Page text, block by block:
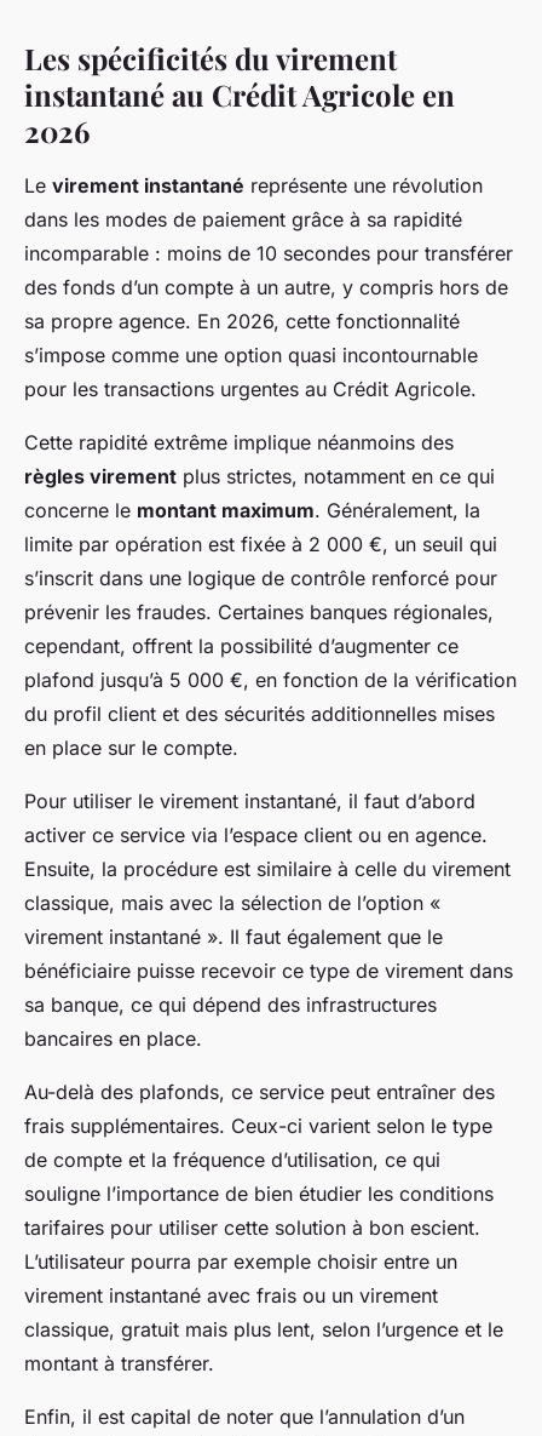
Les spécificités du virement
instantané au Crédit Agricole en
2026
Le virement instantané représente une révolution
dans les modes de paiement grâce à sa rapidité
incomparable : moins de 10 secondes pour transférer
des fonds d’un compte à un autre, y compris hors de
sa propre agence. En 2026, cette fonctionnalité
s’impose comme une option quasi incontournable
pour les transactions urgentes au Crédit Agricole.
Cette rapidité extrême implique néanmoins des
règles virement plus strictes, notamment en ce qui
concerne le montant maximum. Généralement, la
limite par opération est fixée à 2 000 €, un seuil qui
s’inscrit dans une logique de contrôle renforcé pour
prévenir les fraudes. Certaines banques régionales,
cependant, offrent la possibilité d’augmenter ce
plafond jusqu’à 5 000 €, en fonction de la vérification
du profil client et des sécurités additionnelles mises
en place sur le compte.
Pour utiliser le virement instantané, il faut d’abord
activer ce service via l’espace client ou en agence.
Ensuite, la procédure est similaire à celle du virement
classique, mais avec la sélection de l’option «
virement instantané ». Il faut également que le
bénéficiaire puisse recevoir ce type de virement dans
sa banque, ce qui dépend des infrastructures
bancaires en place.
Au-delà des plafonds, ce service peut entraîner des
frais supplémentaires. Ceux-ci varient selon le type
de compte et la fréquence d’utilisation, ce qui
souligne l’importance de bien étudier les conditions
tarifaires pour utiliser cette solution à bon escient.
L’utilisateur pourra par exemple choisir entre un
virement instantané avec frais ou un virement
classique, gratuit mais plus lent, selon l’urgence et le
montant à transférer.
Enfin, il est capital de noter que l’annulation d’un